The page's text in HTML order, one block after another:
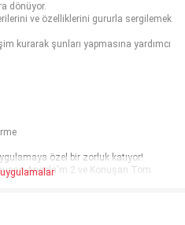
dönüyor.
ve özelliklerini gururla sergilemek
kurarak şunları yapmasına yardımcı
özel bir zorluk katıyor!
Angela'm 2 ve Konuşan Tom